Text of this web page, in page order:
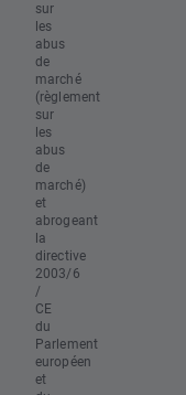
sur
les
abus
de
marché
(règlement
sur
les
abus
de
marché)
et
abrogeant
la
directive
2003/6
/
CE
du
Parlement
européen
et